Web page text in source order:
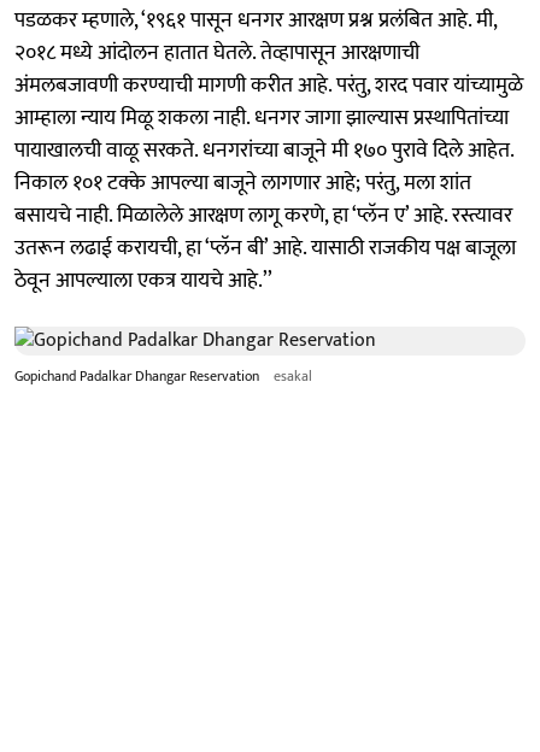
पडळकर म्हणाले, ‘१९६१ पासून धनगर आरक्षण प्रश्न प्रलंबित आहे. मी,
२०१८ मध्ये आंदोलन हातात घेतले. तेव्हापासून आरक्षणाची
अंमलबजावणी करण्याची मागणी करीत आहे. परंतु, शरद पवार यांच्यामुळे
आम्हाला न्याय मिळू शकला नाही. धनगर जागा झाल्यास प्रस्थापितांच्या
पायाखालची वाळू सरकते. धनगरांच्या बाजूने मी १७० पुरावे दिले आहेत.
निकाल १०१ टक्के आपल्या बाजूने लागणार आहे; परंतु, मला शांत
बसायचे नाही. मिळालेले आरक्षण लागू करणे, हा ‘प्लॅन ए’ आहे. रस्त्यावर
उतरून लढाई करायची, हा ‘प्लॅन बी’ आहे. यासाठी राजकीय पक्ष बाजूला
ठेवून आपल्याला एकत्र यायचे आहे.’’
Gopichand Padalkar Dhangar Reservation esakal